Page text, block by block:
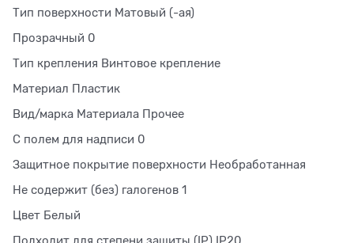
Тип поверхности Матовый (-ая)
Прозрачный 0
Тип крепления Винтовое крепление
Материал Пластик
Вид/марка Материала Прочее
С полем для надписи 0
Защитное покрытие поверхности Необработанная
Не содержит (без) галогенов 1
Цвет Белый
Подходит для степени защиты (IP) IP20